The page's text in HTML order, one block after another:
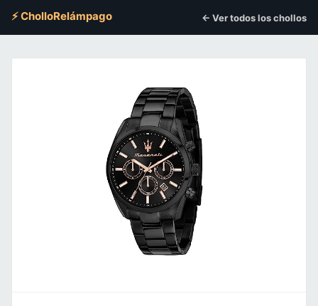
⚡ CholloRelámpago ← Ver todos los chollos